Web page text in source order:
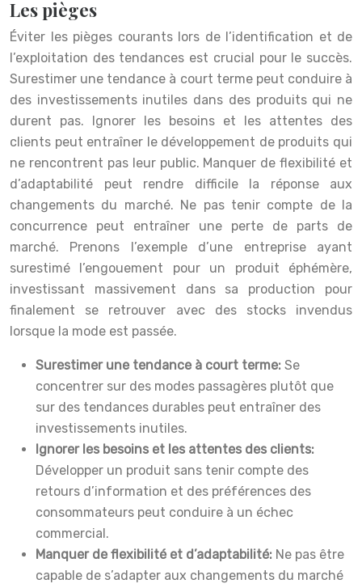
Les pièges
Éviter les pièges courants lors de l’identification et de
l’exploitation des tendances est crucial pour le succès.
Surestimer une tendance à court terme peut conduire à
des investissements inutiles dans des produits qui ne
durent pas. Ignorer les besoins et les attentes des
clients peut entraîner le développement de produits qui
ne rencontrent pas leur public. Manquer de flexibilité et
d’adaptabilité peut rendre difficile la réponse aux
changements du marché. Ne pas tenir compte de la
concurrence peut entraîner une perte de parts de
marché. Prenons l’exemple d’une entreprise ayant
surestimé l’engouement pour un produit éphémère,
investissant massivement dans sa production pour
finalement se retrouver avec des stocks invendus
lorsque la mode est passée.
Surestimer une tendance à court terme: Se
concentrer sur des modes passagères plutôt que
sur des tendances durables peut entraîner des
investissements inutiles.
Ignorer les besoins et les attentes des clients:
Développer un produit sans tenir compte des
retours d’information et des préférences des
consommateurs peut conduire à un échec
commercial.
Manquer de flexibilité et d’adaptabilité: Ne pas être
capable de s’adapter aux changements du marché